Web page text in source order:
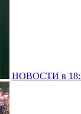
НОВОСТИ в